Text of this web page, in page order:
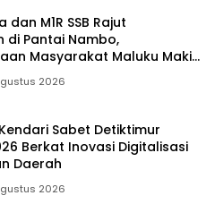
dan M1R SSB Rajut
di Pantai Nambo,
Masyarakat Maluku Makin
2026
Sabet Detiktimur
Berkat Inovasi Digitalisasi
Daerah
2026